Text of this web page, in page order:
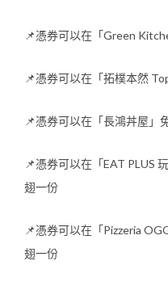
📌憑券可以在「Green
📌憑券可以在「拓樸本然
📌憑券可以在「長鴻丼屋」
📌憑券可以在「EAT PLUS
翅一份
📌憑券可以在「Pizzeria
翅一份